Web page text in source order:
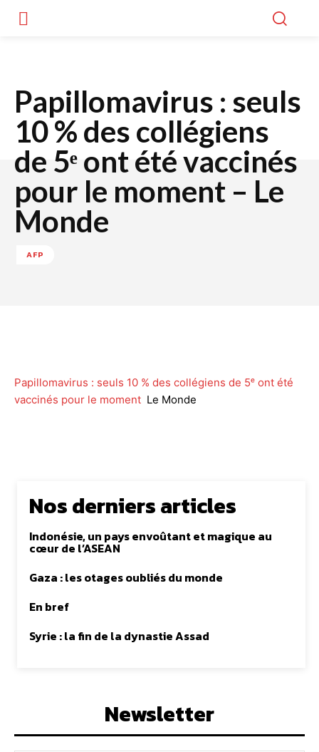
Papillomavirus : seuls
10 % des collégiens
de 5ᵉ ont été vaccinés
pour le moment – Le
Monde
AFP
Papillomavirus : seuls 10 % des collégiens de 5ᵉ ont été
vaccinés pour le moment Le Monde
Nos derniers articles
Indonésie, un pays envoûtant et magique au
cœur de l’ASEAN
Gaza : les otages oubliés du monde
En bref
Syrie : la fin de la dynastie Assad
Newsletter